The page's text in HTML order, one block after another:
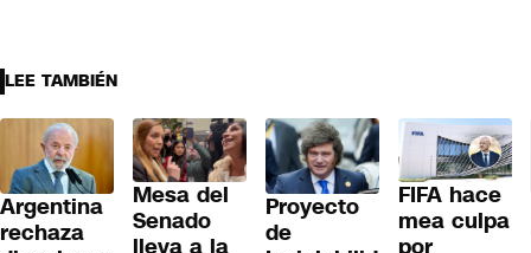
LEE TAMBIÉN
Argentina
rechaza
Mesa del
Senado
Proyecto
de
FIFA hace
mea culpa